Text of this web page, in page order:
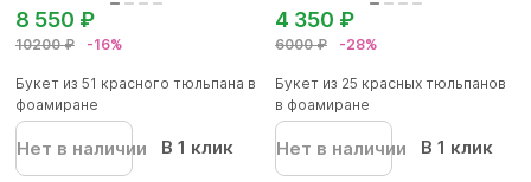
10200 ₽ -16%
8 550 ₽
Букет из 51 красного тюльпана в
фоамиране
Нет в наличии В 1 клик
6000 ₽ -28%
4 350 ₽
Букет из 25 красных тюльпанов
в фоамиране
Нет в наличии В 1 клик